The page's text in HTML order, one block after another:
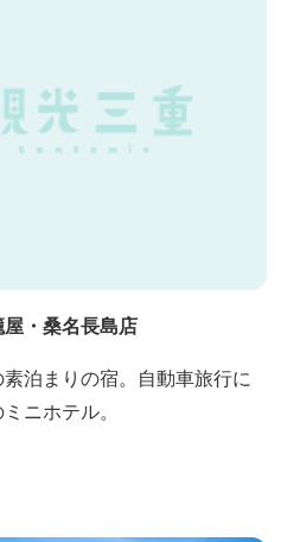
・桑名長島店
泊まりの宿。自動車旅行に
ニホテル。